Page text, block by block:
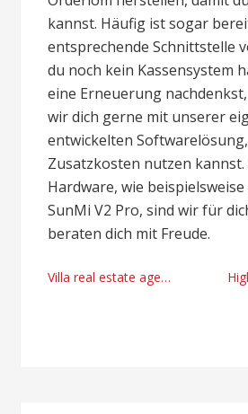
kannst. Häufig ist sogar
entsprechende Schnittstelle
du noch kein Kassensystem
eine Erneuerung
wir dich gerne mit unserer
entwickelten
Zusatzkosten nutzen kannst.
Hardware, wie
SunMi V2 Pro, sind wir für
beraten dich mit Freude.
Post
Villa real estate agency Istanbul, Turkey right now High